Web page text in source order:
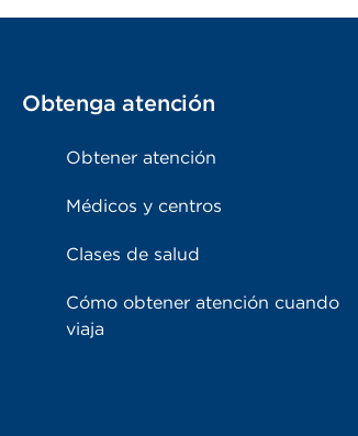
Obtenga atención
Obtener atención
Médicos y centros
Clases de salud
Cómo obtener atención cuando
viaja